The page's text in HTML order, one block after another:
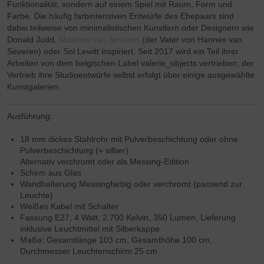
Funktionalität, sondern auf einem Spiel mit Raum, Form und
Farbe. Die häufig farbintensiven Entwürfe des Ehepaars sind
dabei teilweise von minimalistischen Künstlern oder Designern wie
Donald Judd, Maarten van Severen (der Vater von Hannes van
Severen) oder Sol Lewitt inspiriert. Seit 2017 wird ein Teil ihrer
Arbeiten von dem belgischen Label valerie_objects vertrieben, der
Vertrieb ihre Studioentwürfe selbst erfolgt über einige ausgewählte
Kunstgalerien.
Ausführung:
18 mm dickes Stahlrohr mit Pulverbeschichtung oder ohne
Pulverbeschichtung (= silber)
Alternativ verchromt oder als Messing-Edition
Schirm aus Glas
Wandhalterung Messingfarbig oder verchromt (passend zur
Leuchte)
Weißes Kabel mit Schalter
Fassung E27, 4 Watt, 2.700 Kelvin, 350 Lumen, Lieferung
inklusive Leuchtmittel mit Silberkappe
Maße: Gesamtlänge 103 cm, Gesamthöhe 100 cm,
Durchmesser Leuchtenschirm 25 cm